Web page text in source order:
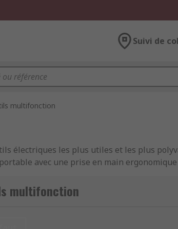
Suivi de
multifonction
électriques les plus utiles et les plus
avec une prise en main
interchangeables, les outils
cloisons sèches, l'enduit et les
ressemble à une petite meuleuse et qui
multifonction